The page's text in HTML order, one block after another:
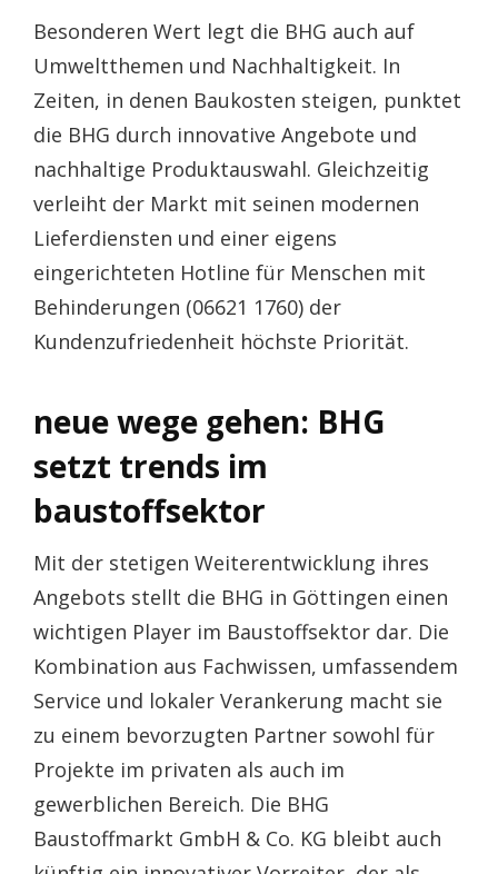
Besonderen Wert legt die BHG auch auf
Umweltthemen und Nachhaltigkeit. In
Zeiten, in denen Baukosten steigen, punktet
die BHG durch innovative Angebote und
nachhaltige Produktauswahl. Gleichzeitig
verleiht der Markt mit seinen modernen
Lieferdiensten und einer eigens
eingerichteten Hotline für Menschen mit
Behinderungen (06621 1760) der
Kundenzufriedenheit höchste Priorität.
neue wege gehen: BHG
setzt trends im
baustoffsektor
Mit der stetigen Weiterentwicklung ihres
Angebots stellt die BHG in Göttingen einen
wichtigen Player im Baustoffsektor dar. Die
Kombination aus Fachwissen, umfassendem
Service und lokaler Verankerung macht sie
zu einem bevorzugten Partner sowohl für
Projekte im privaten als auch im
gewerblichen Bereich. Die BHG
Baustoffmarkt GmbH & Co. KG bleibt auch